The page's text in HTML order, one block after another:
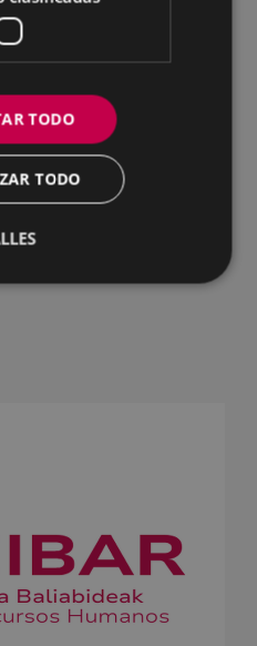
cerrada hasta el 24
TODO
TODO